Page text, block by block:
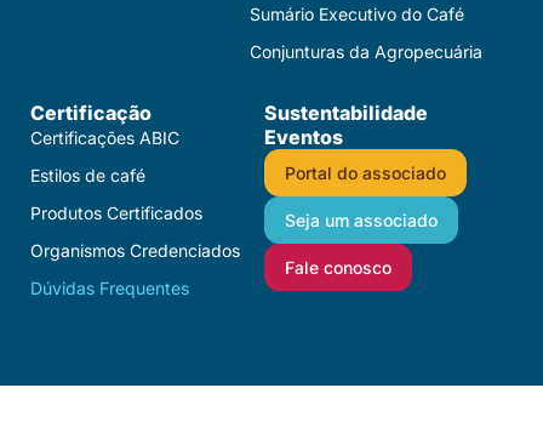
Sumário Executivo do Café
Conjunturas da Agropecuária
Certificação
Certificações ABIC
Estilos de café
Produtos Certificados​
Organismos Credenciados
Dúvidas Frequentes
Sustentabilidade
Eventos
Portal do associado
Seja um associado
Fale conosco